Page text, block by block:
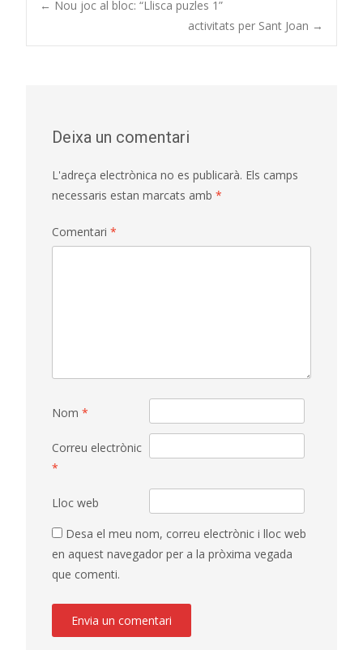
Post
← Nou joc al bloc: “Llisca puzles 1”
activitats per Sant Joan →
Deixa un comentari
L'adreça electrònica no es publicarà. Els camps
necessaris estan marcats amb *
Comentari *
Nom *
Correu electrònic
*
Lloc web
Desa el meu nom, correu electrònic i lloc web
en aquest navegador per a la pròxima vegada
que comenti.